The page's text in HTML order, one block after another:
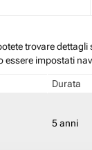
trovare dettagli
essere impostati
Durata
5 anni